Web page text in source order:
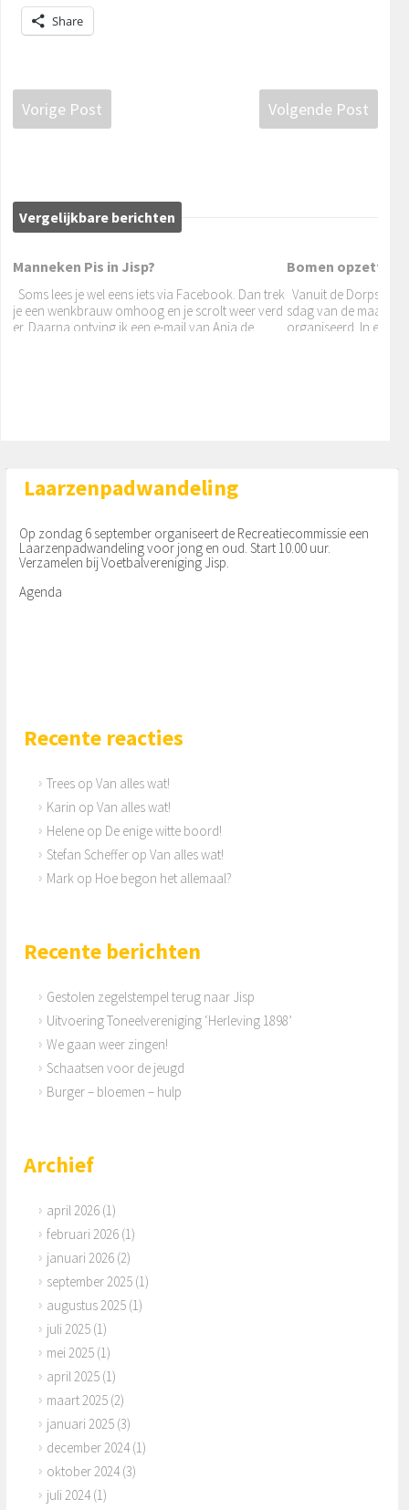
Share
Vorige Post Volgende Post
Vergelijkbare berichten
Manneken Pis in Jisp?
Soms lees je wel eens iets via Facebook. Dan trek
je een wenkbrauw omhoog en je scrolt weer verd
er. Daarna ontving ik een e-mail van Anja de
Bomen opzetten
Vanuit de
sdag van de maand
organiseerd. In
Laarzenpadwandeling
Op zondag 6 september organiseert de Recreatiecommissie een
Laarzenpadwandeling voor jong en oud. Start 10.00 uur.
Verzamelen bij Voetbalvereniging Jisp.
Agenda
Recente reacties
Trees opVan alles wat!
Karin opVan alles wat!
Helene op De enige witte boord!
Stefan Scheffer opVan alles wat!
Mark op Hoe begon het allemaal?
Recente berichten
Gestolen zegelstempel terug naar Jisp
Uitvoering Toneelvereniging ‘Herleving 1898’
We gaan weer zingen!
Schaatsen voor de jeugd
Burger – bloemen – hulp
Archief
april 2026 (1)
februari 2026 (1)
januari 2026 (2)
september 2025 (1)
augustus 2025 (1)
juli 2025 (1)
mei 2025 (1)
april 2025 (1)
maart 2025 (2)
januari 2025 (3)
december 2024(1)
oktober 2024(3)
juli 2024(1)